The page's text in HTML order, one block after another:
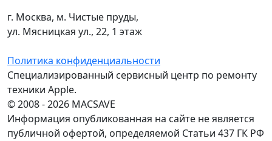
г. Москва, м. Чистые пруды,
ул. Мясницкая ул., 22, 1 этаж
Политика конфиденциальности
Специализированный сервисный центр по ремонту
техники Apple.
© 2008 - 2026 MACSAVE
Информация опубликованная на сайте не является
публичной офертой, определяемой Статьи 437 ГК РФ